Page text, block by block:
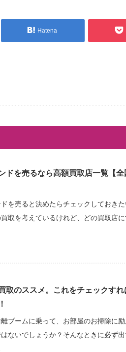
Hatena
ドを売るなら高額買取店一覧【全
を売ると決めたらチェックしておき
取を考えているけれど、どの買取店
取のススメ。これをチェックすれ
ブームに乗って、お部屋のお掃除に
ないでしょうか？そんなときに必ず